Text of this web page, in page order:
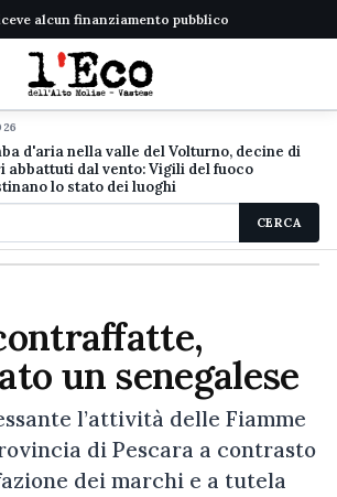
alcun finanziamento pubblico
d'aria nella valle del Volturno, decine di
abbattuti dal vento: Vigili del fuoco
lo stato dei luoghi
CERCA
un senegalese
l’attività delle Fiamme
di Pescara a contrasto
dei marchi e a tutela